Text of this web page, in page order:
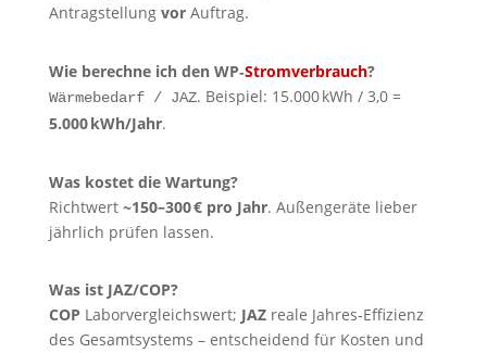
Antragstellung vorAuftrag.
Wie berechne ich den WP‑Stromverbrauch?
Wärmebedarf / JAZ. Beispiel: 15.000 kWh / 3,0 =
5.000 kWh/Jahr.
Was kostet die Wartung?
Richtwert ~150–300 € pro Jahr. Außengeräte lieber
jährlich prüfen lassen.
Was ist JAZ/COP?
COP Laborvergleichswert; JAZreale Jahres‑Effizienz
des Gesamtsystems – entscheidend für Kosten und